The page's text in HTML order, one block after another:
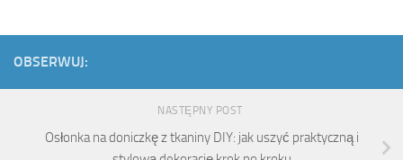
OBSERWUJ:
NASTĘPNY POST
Osłonka na doniczkę z tkaniny DIY: jak uszyć praktyczną i